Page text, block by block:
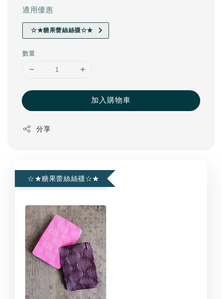
適用優惠
☆★糖果蕾絲絲襪☆★
數量
加入購物車
分享
☆★糖果蕾絲絲襪☆★